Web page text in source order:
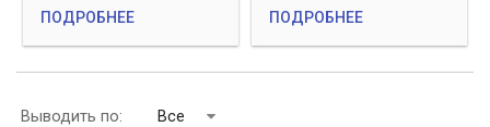
ПОДРОБНЕЕ ПОДРОБНЕЕ
Выводить по: Все